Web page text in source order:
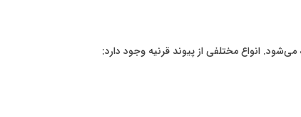
انواع مختلفی از پیوند قرنیه وجود دارد: